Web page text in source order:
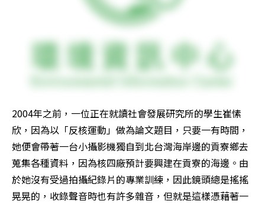
2004年之前，一位正在就讀社會發展研究所的學生崔愫
欣，因為以「反核運動」做為論文題目，只要一有時間，
她便會帶著一台小攝影機獨自到北台灣海岸邊的貢寮鄉去
蒐集各種資料，因為核四廠預計要興建在貢寮的海邊。由
於她沒有受過拍攝紀錄片的專業訓練，因此鏡頭總是搖搖
晃晃的，收錄聲音時也有許多雜音，但就是這樣憑藉著一